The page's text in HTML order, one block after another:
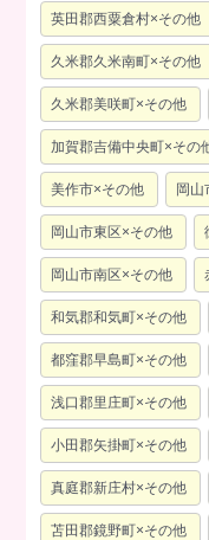
英田郡西粟倉村×その他
久米郡久米南町×その他
久米郡美咲町×その他
加賀郡吉備中央町×その
美作市×その他 岡山
岡山市東区×その他
岡山市南区×その他
和気郡和気町×その他
都窪郡早島町×その他
浅口郡里庄町×その他
小田郡矢掛町×その他
真庭郡新庄村×その他
苫田郡鏡野町×その他